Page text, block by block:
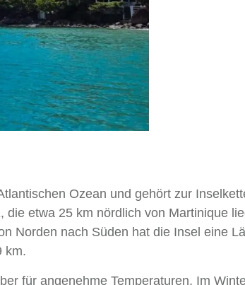
Ozean und gehört zur
, die etwa 25 km nördlich von Martinique
Norden nach Süden hat die Insel eine
km.
für angenehme Temperaturen. Im